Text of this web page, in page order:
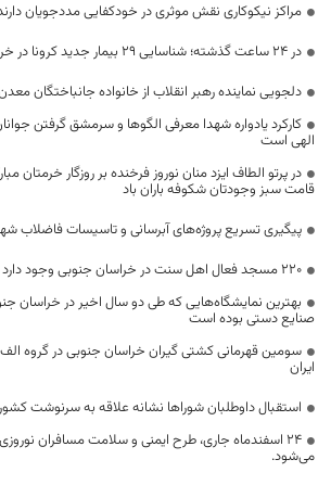
مراکز نیکوکاری نقش موثری در خودکفایی مددجویان
در 24 ساعت گذشته؛ شناسایی 29 بیمار جدید کرونا در خراسان جنوبی
دلجویی نماینده رهبر انقلاب از خانواده جانباختگان
کارکرد یادواره شهدا معرفی الگوها و سرمشق گرفتن
الهی است
در پرتو الطاف ایزد منان نوروز فرخنده بر روزگار خرمتان
قامت سبز وجودتان شکوفه باران باد
پیگیری تسریع پروژه‌های آبرسانی و تاسیسات فاضلاب
۲۲۰ مسجد فعال اهل سنت در خراسان جنوبی وجود دارد
بهترین نمایشگاه‌هایی که طی دو سال اخیر در خراسان
صنایع دستی بوده است
سومین قهرمانی کشتی گیران خراسان جنوبی در گروه
ایران
استقبال داوطلبان شوراها نشانه علاقه به سرنوشت
24 اسفندماه جاری، طرح ایمنی و سلامت مسافران
می‌شود.